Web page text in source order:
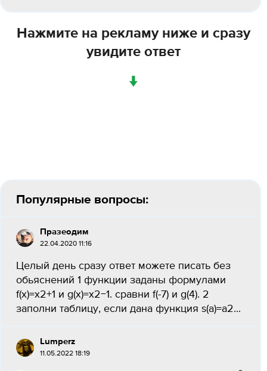
Нажмите на рекламу ниже и сразу
увидите ответ
↓
Популярные вопросы:
Празеодим
22.04.2020 11:16
Целый день сразу ответ можете писать без
обьяснений 1 функции заданы формулами
f(x)=x2+1 и g(x)=x2−1. сравни f(-7) и g(4). 2
заполни таблицу, если дана функция s(a)=a2...
Lumperz
11.05.2022 18:19